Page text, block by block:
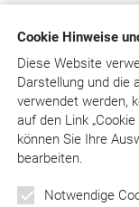
Cookie Hinweise
Diese Website
Darstellung und die
verwendet werden,
aufden Link
können Sie Ihre
bearbeiten.
Notwendige
Sofort versandfertig,
Das
Positionen aus
gängigen
Leistungen immer
zur Übersicht